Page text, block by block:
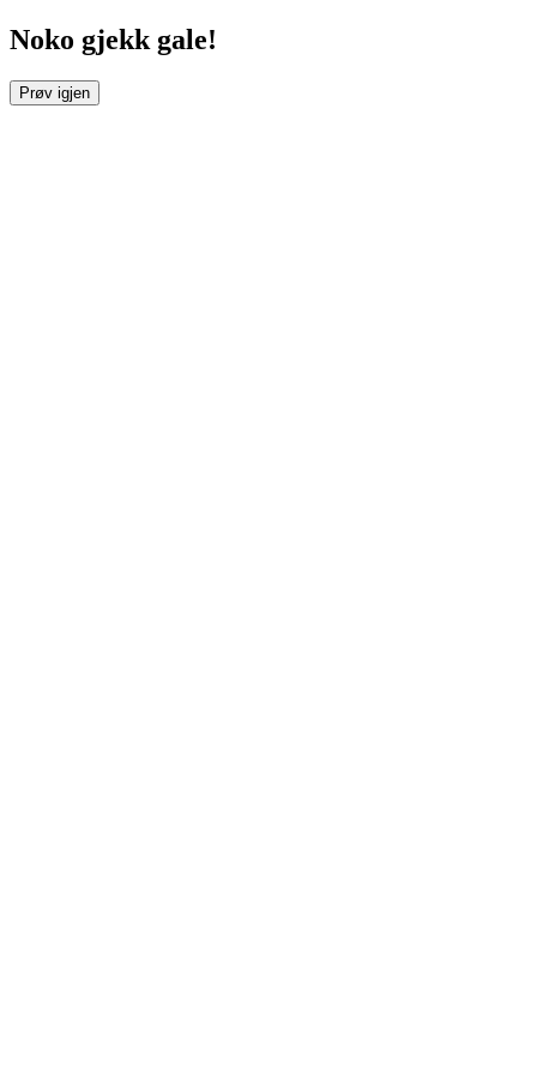
Noko gjekk gale!
Prøv igjen